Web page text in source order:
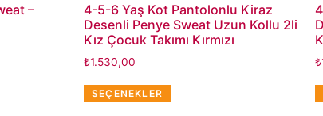
–
4-5-6 Yaş Kot Pantolonlu Kiraz
Desenli Penye Sweat Uzun Kollu 2li
Kız Çocuk Takımı Kırmızı
₺1.530,00
SEÇENEKLER
₺